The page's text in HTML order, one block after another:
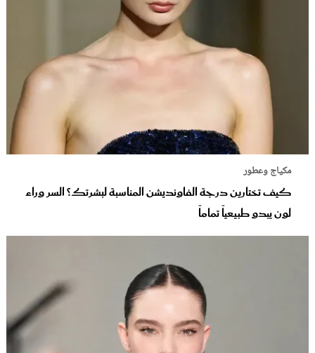
مكياج وعطور
كيف تختارين درجة الفاونديشن المناسبة لبشرتك؟ السر وراء
لون يبدو طبيعياً تماماً